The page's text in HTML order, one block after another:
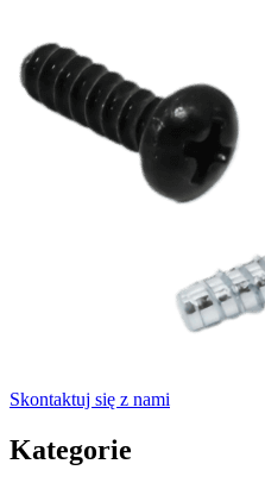
Skontaktuj się z nami
Kategorie